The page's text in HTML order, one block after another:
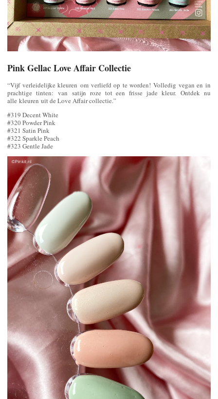
Pink Gellac Love Affair Collectie
“Vijf verleidelijke kleuren om verliefd op te worden! Volledig vegan en in
prachtige tinten: van satijn roze tot een frisse jade kleur. Ontdek nu
alle kleuren uit de Love Affair collectie.”
#319 Decent White
#320 Powder Pink
#321 Satin Pink
#322 Sparkle Peach
#323 Gentle Jade